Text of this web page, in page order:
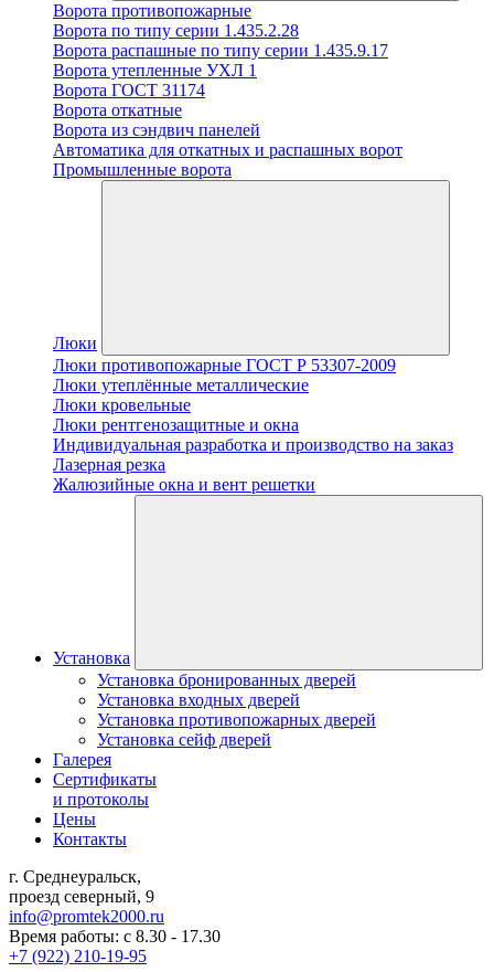
Ворота противопожарные
Ворота по типу серии 1.435.2.28
Ворота распашные по типу серии 1.435.9.17
Ворота утепленные УХЛ 1
Ворота ГОСТ 31174
Ворота откатные
Ворота из сэндвич панелей
Автоматика для откатных и распашных ворот
Промышленные ворота
Люки
Люки противопожарные ГОСТ Р 53307-2009
Люки утеплённые металлические
Люки кровельные
Люки рентгенозащитные и окна
Индивидуальная разработка и производство на заказ
Лазерная резка
Жалюзийные окна и вент решетки
Установка
Установка бронированных дверей
Установка входных дверей
Установка противопожарных дверей
Установка сейф дверей
Галерея
Сертификаты
и протоколы
Цены
Контакты
г. Среднеуральск,
проезд северный, 9
info@promtek2000.ru
Время работы: с 8.30 - 17.30
+7 (922) 210-19-95